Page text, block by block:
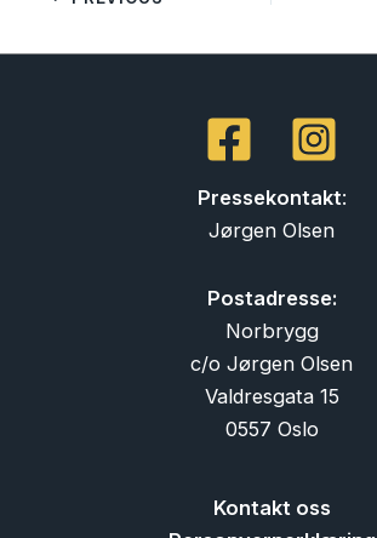
Pressekontakt:
Jørgen Olsen
Postadresse:
Norbrygg
c/o Jørgen Olsen
Valdresgata 15
0557 Oslo
Kontakt oss